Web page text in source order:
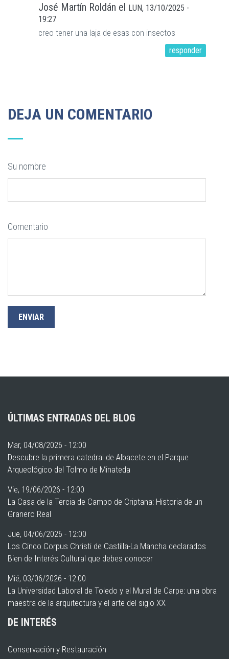
José Martín Roldán el LUN, 13/10/2025 -
19:27
creo tener una laja de esas con insectos
responder
DEJA UN COMENTARIO
Su nombre
Comentario
ÚLTIMAS ENTRADAS DEL BLOG
Mar, 04/08/2026 - 12:00
Descubre la primera catedral de Albacete en el Parque
Arqueológico del Tolmo de Minateda
Vie, 19/06/2026 - 12:00
La Casa de la Tercia de Campo de Criptana: Historia de un
Granero Real
Jue, 04/06/2026 - 12:00
Los Cinco Corpus Christi de Castilla-La Mancha declarados
Bien de Interés Cultural que debes conocer
Mié, 03/06/2026 - 12:00
La Universidad Laboral de Toledo y el Mural de Carpe: una obra
maestra de la arquitectura y el arte del siglo XX
DE INTERÉS
Conservación y Restauración